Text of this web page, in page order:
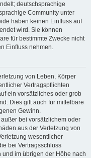
deutschsprachige
Community unter
haben keinen Einfluss auf
wird. Sie können
für bestimmte Zwecke nicht
Einfluss nehmen.
von Leben, Körper
Vertragspflichten
ein vorsätzliches oder grob
Dies gilt auch für mittelbare
Gewinn.
bei vorsätzlichem oder
aus der Verletzung von
wesentlicher
bei Vertragsschluss
im übrigen der Höhe nach